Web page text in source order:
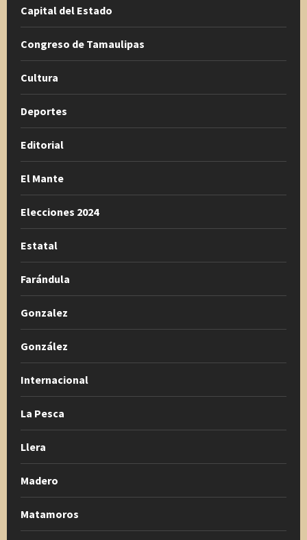
Capital del Estado
Congreso de Tamaulipas
Cultura
Deportes
Editorial
El Mante
Elecciones 2024
Estatal
Farándula
Gonzalez
González
Internacional
La Pesca
Llera
Madero
Matamoros